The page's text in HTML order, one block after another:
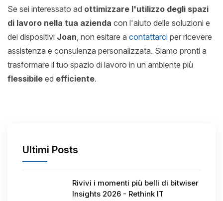
Se sei interessato ad ottimizzare l'utilizzo degli spazi
di lavoro nella tua azienda con l'aiuto delle soluzioni e
dei dispositivi Joan , non esitare a contattarci per ricevere
assistenza e consulenza personalizzata. Siamo pronti a
trasformare il tuo spazio di lavoro in un ambiente più
flessibile ed efficiente.
Ultimi Posts
Rivivi i momenti più belli di bitwiser
Insights 2026 - Rethink IT